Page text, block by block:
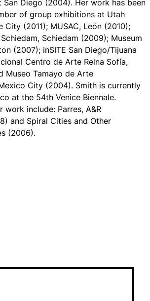
Diego (2004). Her work has been
of group exhibitions at Utah
City (2011); MUSAC, León (2010);
Schiedam (2009); Museum
(2007); inSITE San Diego/Tijuana
Centro de Arte Reina Sofía,
Museo Tamayo de Arte
City (2004). Smith is currently
at the 54th Venice Biennale.
work include: Parres, A&R
and Spiral Cities and Other
(2006).